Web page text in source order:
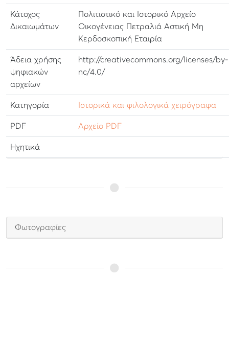
Κάτοχος
Δικαιωμάτων
Πολιτιστικό και Ιστορικό Αρχείο
Οικογένειας Πετραλιά Αστική Μη
Κερδοσκοπική Εταιρία
Άδεια χρήσης
ψηφιακών
αρχείων
http://creativecommons.org/licenses/by-
nc/4.0/
Κατηγορία Ιστορικά και φιλολογικά χειρόγραφα
PDF Αρχείο PDF
Ηχητικά
Φωτογραφίες